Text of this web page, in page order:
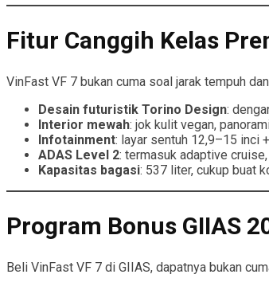
Fitur Canggih Kelas
VinFast VF 7 bukan cuma soal jarak tempuh
Desain futuristik Torino Design:
Interior mewah: jok kulit vegan,
Infotainment: layar sentuh 12,9–15 inci
ADAS Level 2: termasuk adaptive
Kapasitas bagasi: 537 liter, cukup buat
Program Bonus GIIAS
Beli VinFast VF 7 di GIIAS, dapatnya bukan